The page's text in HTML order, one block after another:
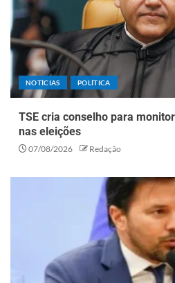
NOTÍCIAS POLÍTICA
TSE cria conselho para
nas eleições
07/08/2026 Redação